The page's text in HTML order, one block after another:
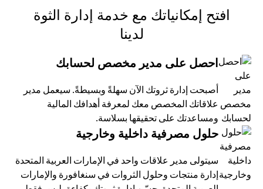
افتح إمكانياتك مع خدمة إدارة الثوة
لدينا
احصل على مدير مخصص لحسابك
أصبحت إدارة ثروتك الآن سهلةً وبسيطةً. سيعمل مدير
علاقاتك المخصص معك لمعرفة أهدافك المالية
ومساعدتك على تحقيقها بسلاسة.
حلول مصرفية داخلية وخارجية
سيتولى مدير علاقات واحد في الإمارات العربية المتحدة
إدارة منتجات وحلول الثروات في سنغافورة والإمارات